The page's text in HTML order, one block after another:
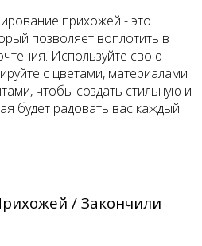
прихожей - это
позволяет воплотить в
Используйте свою
с цветами, материалами
чтобы создать стильную и
будет радовать вас каждый
/ Закончили